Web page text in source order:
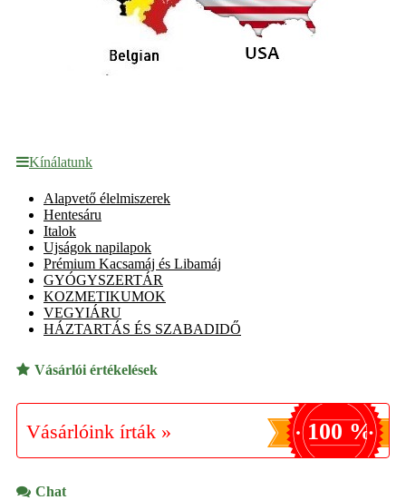
Kínálatunk
Alapvető élelmiszerek
Hentesáru
Italok
Ujságok napilapok
Prémium Kacsamáj és Libamáj
GYÓGYSZERTÁR
KOZMETIKUMOK
VEGYIÁRU
HÁZTARTÁS ÉS SZABADIDŐ
Vásárlói értékelések
Vásárlóink írták » 100 %
Chat